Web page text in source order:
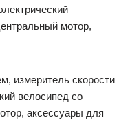
измеритель скорости
велосипед со
аксессуары для